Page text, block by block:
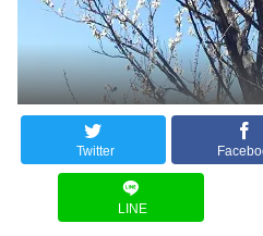
Twitter
LINE